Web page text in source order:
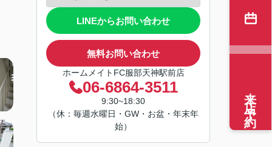
LINEからお問い合わせ
無料お問い合わせ
ホームメイトFC服部天神駅前店
06-6864-3511
9:30~18:30
（休：毎週水曜日・GW・お盆・年末年
始）
来店予約